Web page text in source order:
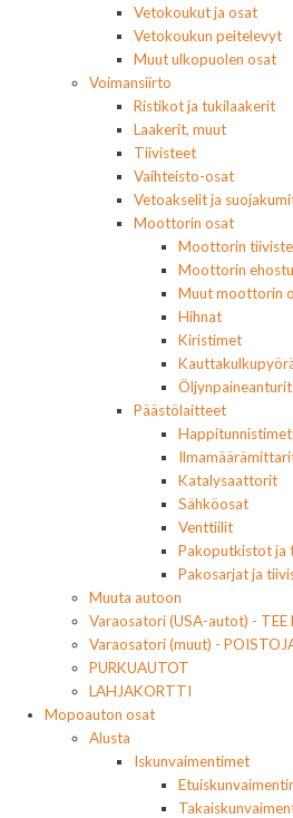
Vetokoukut ja osat
Vetokoukun peitelevyt
Muut ulkopuolen osat
Voimansiirto
Ristikot ja tukilaakerit
Laakerit, muut
Tiivisteet
Vaihteisto-osat
Vetoakselit ja
Moottorin osat
Moottorin
Moottorin
Muut moottorin
Hihnat
Kiristimet
Öljynpaineanturit
Päästölaitteet
Happitunnistimet
Katalysaattorit
Sähköosat
Venttiilit
Pakoputkistot ja
Pakosarjat ja
Muuta autoon
Varaosatori (USA-autot) - TEE
Varaosatori (muut) -
PURKUAUTOT
LAHJAKORTTI
Mopoauton osat
Alusta
Iskunvaimentimet